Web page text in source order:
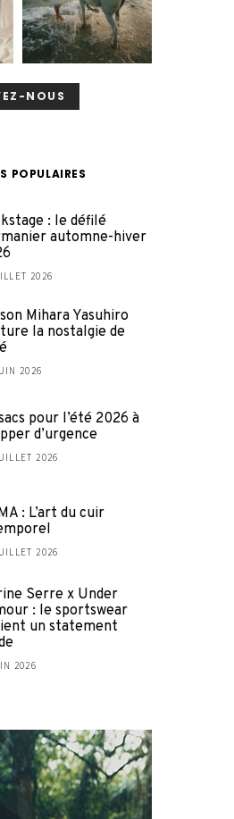
NOUS
POPULAIRES
: le défilé
automne-hiver
2026
Mihara Yasuhiro
la nostalgie de
2026
pour l’été 2026 à
d’urgence
2026
: L’art du cuir
2026
Serre x Under
: le sportswear
un statement
2026